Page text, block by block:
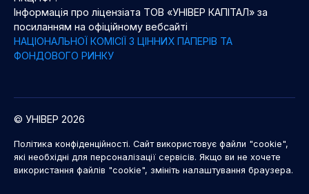
Інформація про ліцензіата ТОВ «УНІВЕР КАПІТАЛ» за
посиланням на офіційному вебсайті
НАЦІОНАЛЬНОЇ КОМІСІЇ З ЦІННИХ ПАПЕРІВ ТА
ФОНДОВОГО РИНКУ
© УНІВЕР 2026
Політика конфіденційності. Сайт використовує файли "cookie",
які необхідні для персоналізації сервісів. Якщо ви не хочете
використання файлів "cookie", змініть налаштування браузера.